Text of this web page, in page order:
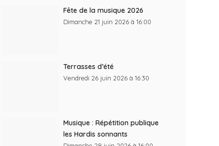
Fête de la musique 2026
Dimanche 21 juin 2026 à 16:00
Terrasses d’été
Vendredi 26 juin 2026 à 16:30
Musique : Répétition publique
les Hardis sonnants